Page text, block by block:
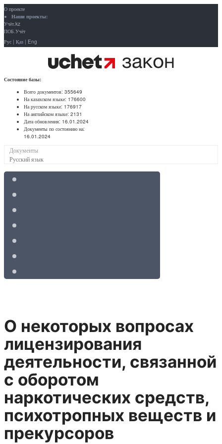
О проекте
Наши проекты:
Учёт.kz
ПОБ.Учёт
Рус | Қаз | Eng
Состояние базы:
Всего документов: 355649
На казахском языке: 176600
На русском языке: 176917
На английском языке: 2131
Дата обновления: 16.01.2024
Документы по состоянию на:
16.01.2024
Документы
Русский язык
О некоторых вопросах
лицензирования
деятельности, связанной
с оборотом
наркотических средств,
психотропных веществ и
прекурсоров